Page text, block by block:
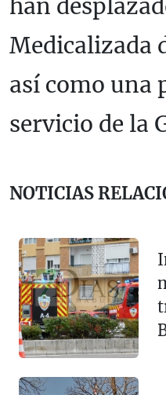
han
Medicalizada
así como una
servicio de la
NOTICIAS